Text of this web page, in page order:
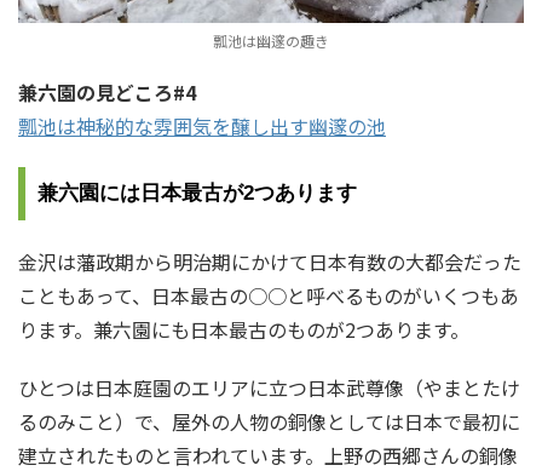
瓢池は幽邃の趣き
兼六園の見どころ#4
瓢池は神秘的な雰囲気を醸し出す幽邃の池
兼六園には日本最古が2つあります
金沢は藩政期から明治期にかけて日本有数の大都会だった
こともあって、日本最古の○○と呼べるものがいくつもあ
ります。兼六園にも日本最古のものが2つあります。
ひとつは日本庭園のエリアに立つ日本武尊像（やまとたけ
るのみこと）で、屋外の人物の銅像としては日本で最初に
建立されたものと言われています。上野の西郷さんの銅像